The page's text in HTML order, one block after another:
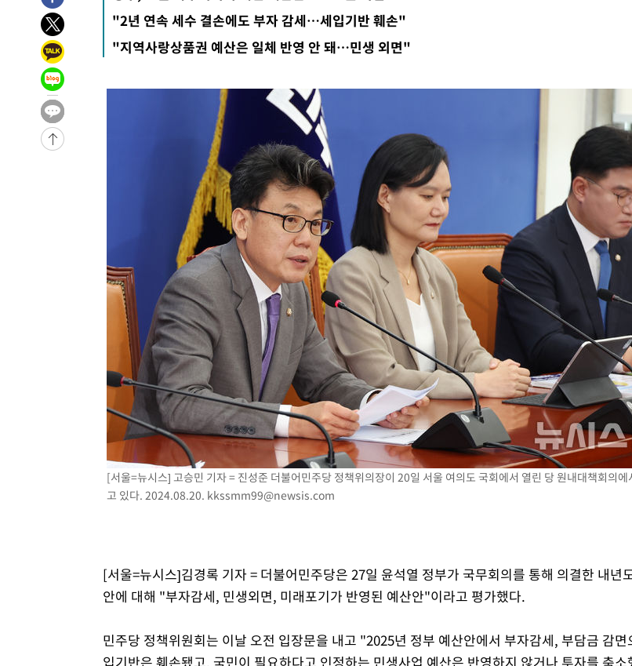
주 날씨]
23분 전 >
축구협회 "압수수색·성접대 논란 사과…쇄신의 기회로 삼겠다"
47분 전 >
3시간 전 >
'최고 37도' 폭염 지속…강원동해안 최대 150㎜ 비
5시간 전 >
-30195초 전 >
[속보]與최고위원 제주·인천 순회경선…박선원·최민희·서미화·
한민수·김용 순
-30148초 전 >
[속보]김민석, 與 전대 당원투표 누적 득표율 45.42%로 1위… 정
청래 44.56%
-29430초 전 >
[속보]與 대표 경선 제주·인천 당원투표…金 47.75%·鄭
이강인 "아틀레티코 이적 기뻐…등번호 7번 의미보단 팀 위해 뛸
[속보]與 당대표 경선, 제주·인천 권리당원 투표 김민석 승리
낮 최고 35도 '무더위'…동해안 시간당 30㎜ '강한 비'[내일날씨]
[속보]이강인 "감독님이 원하는 마음 느꼈고, 많은 트로피 원해 아
수도권 40도 육박 '펄펄'…동해안 일부 지역엔 호의주의보
온열질환 사망자 3명 늘어…누적 환자 3000명 돌파
강릉에 시간당 81.4㎜ 물폭탄…도로 잠기고 담벼락 붕괴
백운산서 80년근 천종산삼 9뿌리 발견…감정가 1.3억원
선재도서 해루질 나섰다 실종 60대, 닷새 만에 숨진 채 발견
남자 농구, 나고야 아시안게임서 '홈팀' 일본과 한일전
여수 오동도 해상서 모터보트 전복…1명 사망·1명 실종
극한폭염 한풀 꺾이지만…'낮 최고 35도' 무더위, 열대야 계속[다음
축구협회 "압수수색·성접대 논란 사과…쇄신의 기회로 삼겠다"
[속보]'압수수색·성접대 논란' 축구협회 "실망과 걱정 안겨드려 죄송"
'최고 37도' 폭염 지속…강원동해안 최대 150㎜ 비
[속보]뉴욕증시 상승 마감…S&P 0.6% 나스닥 1.3%↑
"2년 연속 세수 결손에도 부자 감세…세입기반 훼손"
"지역사랑상품권 예산은 일체 반영 안 돼…민생 외면"
[서울=뉴시스] 고승민 기자 = 진성준 더불어민주당 정책위의장이 20일 서울 여의도 국회에서 열린 당 원내대책회의에
고 있다. 2024.08.20. kkssmm99@newsis.com
[서울=뉴시스]김경록 기자 = 더불어민주당은 27일 윤석열 정부가 국무회의를 통해 의결한 내년
안에 대해 "부자감세, 민생외면, 미래포기가 반영된 예산안"이라고 평가했다.
민주당 정책위원회는 이날 오전 입장문을 내고 "2025년 정부 예산안에서 부자감세, 부담금 감면
입기반은 훼손됐고, 국민이 필요하다고 인정하는 민생사업 예산은 반영하지 않거나 투자를 축